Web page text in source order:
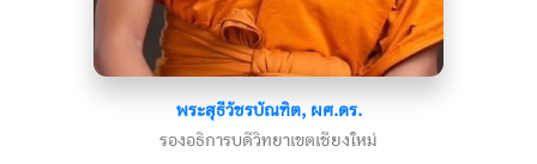
พระสุธีวัชรบัณฑิต, ผศ.ดร.
รองอธิการบดีวิทยาเขตเชียงใหม่